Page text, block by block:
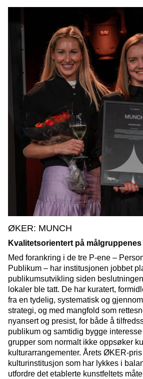
ØKER: MUNCH
Kvalitetsorientert på
Med forankring i de tre P-ene –
Publikum – har institusjonen jobbet
publikumsutvikling siden
lokaler ble tatt. De har kuratert,
fra en tydelig, systematisk og
strategi, og med mangfold som
nyansert og presist, for både å
publikum og samtidig bygge
grupper som normalt ikke oppsøker
kulturarrangementer. Årets ØKER-
kulturinstitusjon som har lykkes i
utfordre det etablerte kunstfeltets